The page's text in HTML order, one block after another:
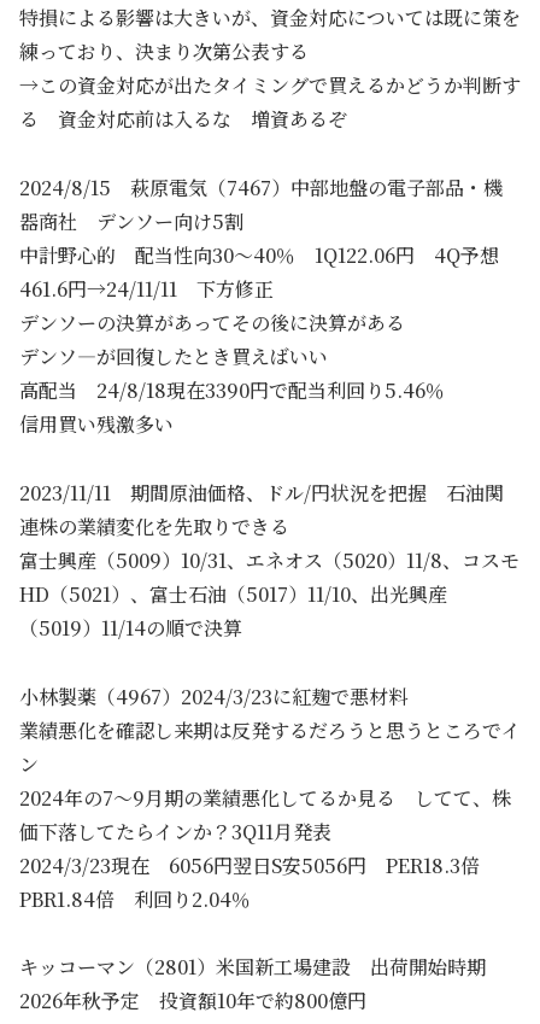
特損による影響は大きいが、資金対応については既に策を
練っており、決まり次第公表する
→この資金対応が出たタイミングで買えるかどうか判断す
る 資金対応前は入るな 増資あるぞ
2024/8/15 萩原電気（7467）中部地盤の電子部品・機
器商社 デンソー向け5割
中計野心的 配当性向30～40％ 1Q122.06円 4Q予想
461.6円→24/11/11 下方修正
デンソーの決算があってその後に決算がある
デンソ―が回復したとき買えばいい
高配当 24/8/18現在3390円で配当利回り5.46％
信用買い残激多い
2023/11/11 期間原油価格、ドル/円状況を把握 石油関
連株の業績変化を先取りできる
富士興産（5009）10/31、エネオス（5020）11/8、コスモ
HD（5021）、富士石油（5017）11/10、出光興産
（5019）11/14の順で決算
小林製薬（4967）2024/3/23に紅麹で悪材料
業績悪化を確認し来期は反発するだろうと思うところでイ
ン
2024年の7～9月期の業績悪化してるか見る してて、株
価下落してたらインか？3Q11月発表
2024/3/23現在 6056円翌日S安5056円 PER18.3倍
PBR1.84倍 利回り2.04％
キッコーマン（2801）米国新工場建設 出荷開始時期
2026年秋予定 投資額10年で約800億円